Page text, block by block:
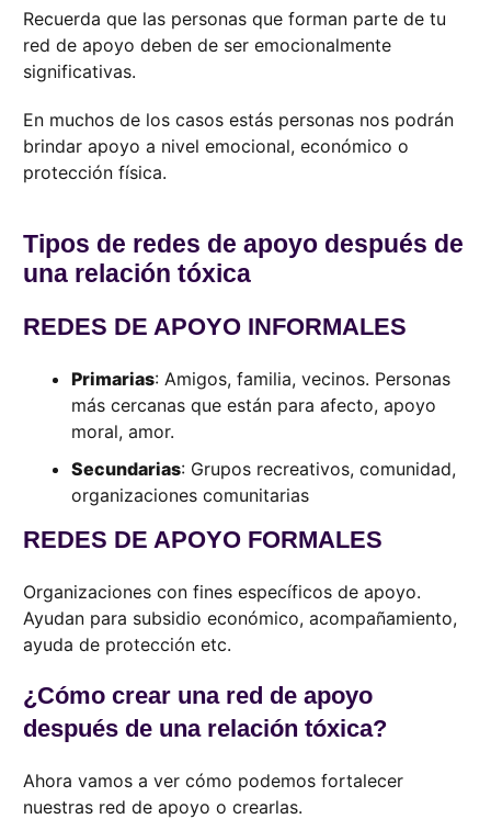
Recuerda que las personas que forman parte de tu
red de apoyo deben de ser emocionalmente
significativas.
En muchos de los casos estás personas nos podrán
brindar apoyo a nivel emocional, económico o
protección física.
Tipos de redes de apoyo después de
una relación tóxica
REDES DE APOYO INFORMALES
Primarias: Amigos, familia, vecinos. Personas
más cercanas que están para afecto, apoyo
moral, amor.
Secundarias: Grupos recreativos, comunidad,
organizaciones comunitarias
REDES DE APOYO FORMALES
Organizaciones con fines específicos de apoyo.
Ayudan para subsidio económico, acompañamiento,
ayuda de protección etc.
¿Cómo crear una red de apoyo
después de una relación tóxica?
Ahora vamos a ver cómo podemos fortalecer
nuestras red de apoyo o crearlas.